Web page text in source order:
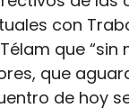
con
que
que
de hoy